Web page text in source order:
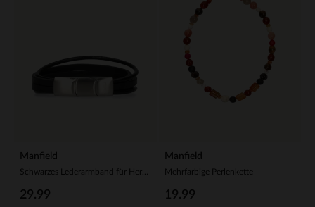
Manfield
29.99
Manfield
Mehrfarbige Perlenkette
19.99